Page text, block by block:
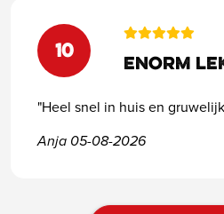
10
Enorm
"Heel snel in huis en
Anja 05-08-2026